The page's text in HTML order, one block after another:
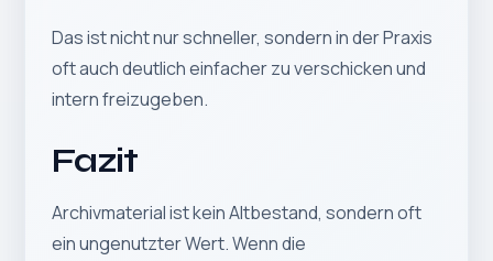
Das ist nicht nur schneller, sondern in der Praxis
oft auch deutlich einfacher zu verschicken und
intern freizugeben.
Fazit
Archivmaterial ist kein Altbestand, sondern oft
ein ungenutzter Wert. Wenn die